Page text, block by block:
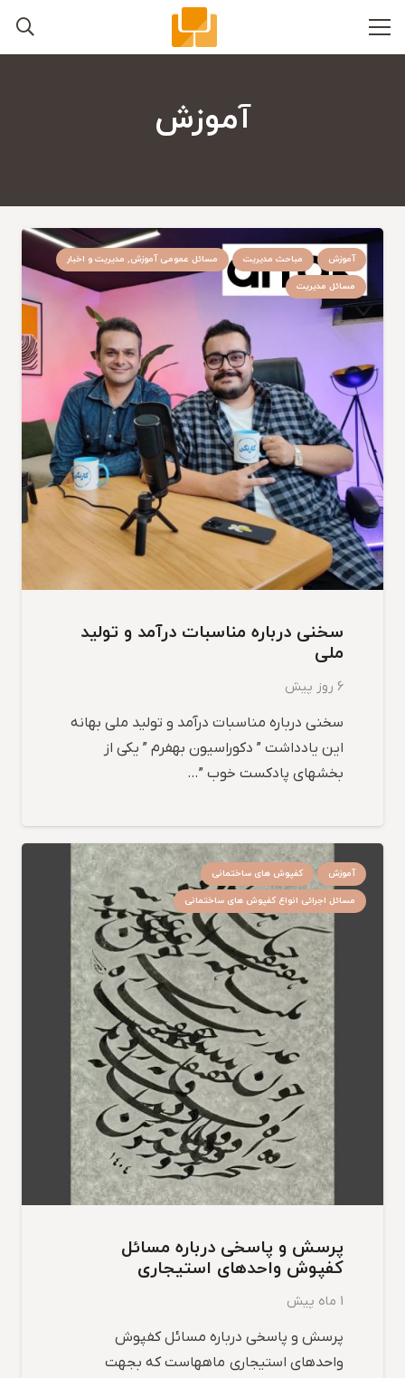
آموزش
آموزش مباحث مدیریت
مسائل عمومی آموزش, مدیریت و اخبار
مسائل مدیریت
سخنی درباره مناسبات درآمد و تولید
ملی
6 روز پیش
سخنی درباره مناسبات درآمد و تولید ملی بهانه
این یادداشت ” دکوراسیون بهفرم ” یکی از
بخشهای پادکست خوب ”…
آموزش
کفپوش های ساختمانی
مسائل اجرائی انواع کفپوش های ساختمانی
پرسش و پاسخی درباره مسائل
کفپوش واحدهای استیجاری
1 ماه پیش
پرسش و پاسخی درباره مسائل کفپوش
واحدهای استیجاری ماههاست که بجهت